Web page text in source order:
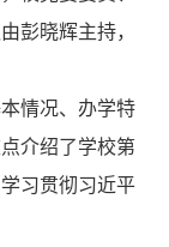
彭晓辉主持，
情况、办学特
介绍了学校第
习贯彻习近平